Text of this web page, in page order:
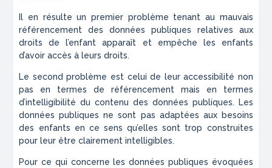
Il en résulte un premier problème tenant au mauvais
référencement des données publiques relatives aux
droits de l’enfant apparaît et empêche les enfants
d’avoir accès à leurs droits.
Le second problème est celui de leur accessibilité non
pas en termes de référencement mais en termes
d’intelligibilité du contenu des données publiques. Les
données publiques ne sont pas adaptées aux besoins
des enfants en ce sens qu’elles sont trop construites
pour leur être clairement intelligibles.
Pour ce qui concerne les données publiques évoquées